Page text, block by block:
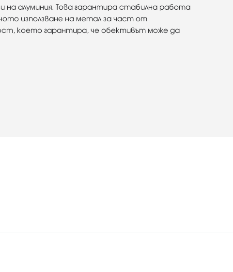
на алуминия. Това гарантира стабилна работа
използване на метал за част от
което гарантира, че обективът може да